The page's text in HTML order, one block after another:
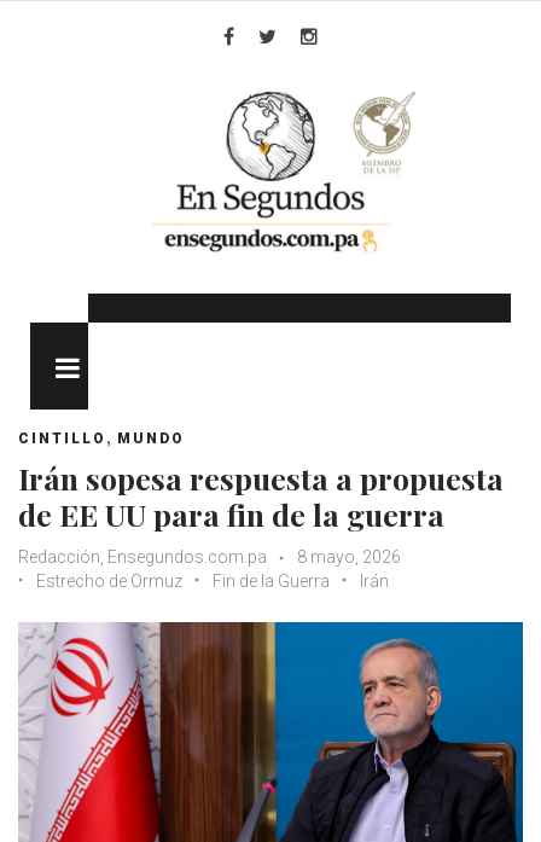
CINTILLO , MUNDO
Irán sopesa respuesta a propuesta
de EE UU para fin de la guerra
Redacción, Ensegundos.com.pa
8 mayo, 2026
Estrecho de Ormuz
Fin de la Guerra Irán